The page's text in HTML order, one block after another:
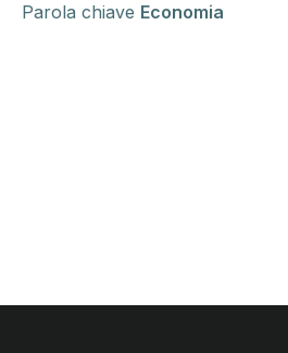
Parola chiave Economia